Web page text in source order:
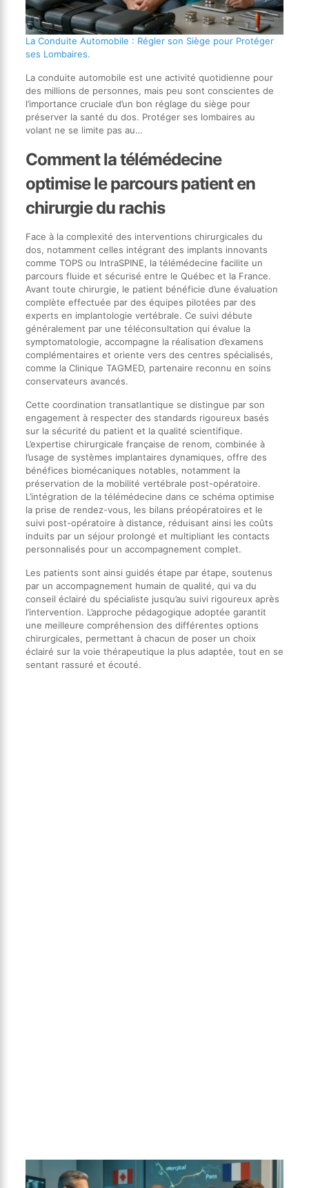
La Conduite Automobile : Régler son Siège pour Protéger
ses Lombaires.
La conduite automobile est une activité quotidienne pour
des millions de personnes, mais peu sont conscientes de
l’importance cruciale d’un bon réglage du siège pour
préserver la santé du dos. Protéger ses lombaires au
volant ne se limite pas au…
Comment la télémédecine
optimise le parcours patient en
chirurgie du rachis
Face à la complexité des interventions chirurgicales du
dos, notamment celles intégrant des implants innovants
comme TOPS ou IntraSPINE, la télémédecine facilite un
parcours fluide et sécurisé entre le Québec et la France.
Avant toute chirurgie, le patient bénéficie d’une évaluation
complète effectuée par des équipes pilotées par des
experts en implantologie vertébrale. Ce suivi débute
généralement par une téléconsultation qui évalue la
symptomatologie, accompagne la réalisation d’examens
complémentaires et oriente vers des centres spécialisés,
comme la Clinique TAGMED, partenaire reconnu en soins
conservateurs avancés.
Cette coordination transatlantique se distingue par son
engagement à respecter des standards rigoureux basés
sur la sécurité du patient et la qualité scientifique.
L’expertise chirurgicale française de renom, combinée à
l’usage de systèmes implantaires dynamiques, offre des
bénéfices biomécaniques notables, notamment la
préservation de la mobilité vertébrale post-opératoire.
L’intégration de la télémédecine dans ce schéma optimise
la prise de rendez-vous, les bilans préopératoires et le
suivi post-opératoire à distance, réduisant ainsi les coûts
induits par un séjour prolongé et multipliant les contacts
personnalisés pour un accompagnement complet.
Les patients sont ainsi guidés étape par étape, soutenus
par un accompagnement humain de qualité, qui va du
conseil éclairé du spécialiste jusqu’au suivi rigoureux après
l’intervention. L’approche pédagogique adoptée garantit
une meilleure compréhension des différentes options
chirurgicales, permettant à chacun de poser un choix
éclairé sur la voie thérapeutique la plus adaptée, tout en se
sentant rassuré et écouté.